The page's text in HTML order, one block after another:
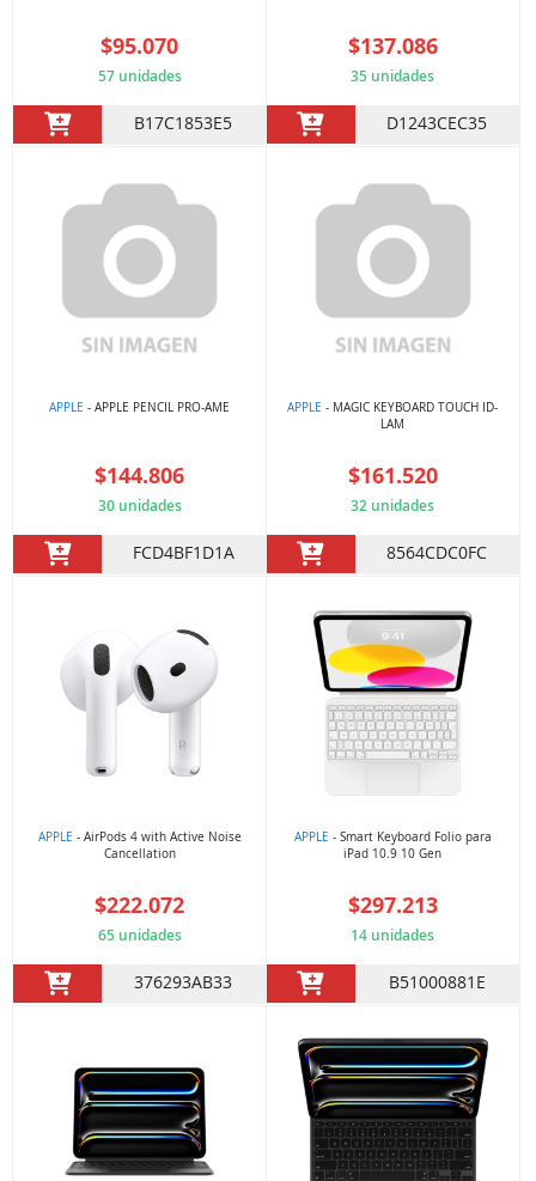
$95.070
57 unidades
B17C1853E5
$137.086
35 unidades
D1243CEC35
APPLE - APPLE PENCIL PRO-AME
$144.806
30 unidades
FCD4BF1D1A
APPLE - MAGIC KEYBOARD TOUCH ID-
LAM
$161.520
32 unidades
8564CDC0FC
APPLE - AirPods 4 with Active Noise
Cancellation
$222.072
65 unidades
376293AB33
APPLE - Smart Keyboard Folio para
iPad 10.9 10 Gen
$297.213
14 unidades
B51000881E